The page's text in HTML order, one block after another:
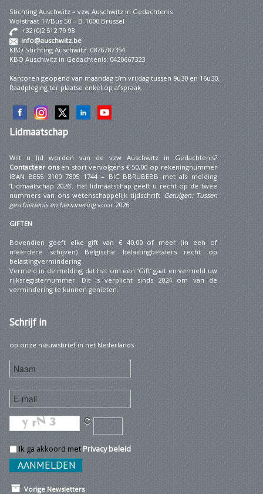
Stichting Auschwitz – vzw Auschwitz in Gedachtenis
Wolstraat 17/Bus 50 – B-1000 Brussel
+32 (0)2 512 79 98
info@auschwitz.be
KBO Stichting Auschwitz: 0876787354
KBO Auschwitz in Gedachtenis: 0420667323
Kantoren geopend van maandag t/m vrijdag tussen 9u30 en 16u30.
Raadpleging ter plaatse enkel op afspraak.
Lidmaatschap
Wilt u lid worden van de vzw Auschwitz in Gedachtenis?
Contacteer onsen stort vervolgens € 50,00 op rekeningnummer
IBAN BE55 3100 7805 1744 – BIC BBRUBEBB met als melding
‘Lidmaatschap 2026’. Het lidmaatschap geeft u recht op de twee
nummers van ons wetenschappelijk tijdschrift Getuigen: Tussen
geschiedenis en herinneringvoor 2026.
GIFTEN
Bovendien geeft elke gift van € 40,00 of meer (in een of
meerdere schijven) Belgische belastingbetalers recht op
belastingvermindering.
Vermeld in de melding dat het om een ‘Gift’ gaat en vermeld uw
rijksregisternummer. Dit is verplicht sinds 2024 om van de
vermindering te kunnen genieten.
Schrijfin
op onze nieuwsbrief in het Nederlands
Ik ga akkoord metPrivacy beleid
Vorige Newsletters